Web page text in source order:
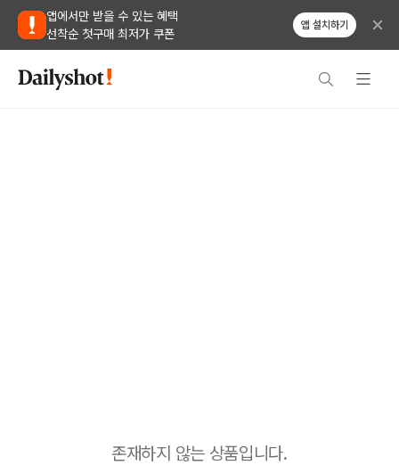
앱에서만 받을 수 있는 혜택
선착순 첫구매 최저가 쿠폰
앱 설치하기
존재하지 않는 상품입니다.